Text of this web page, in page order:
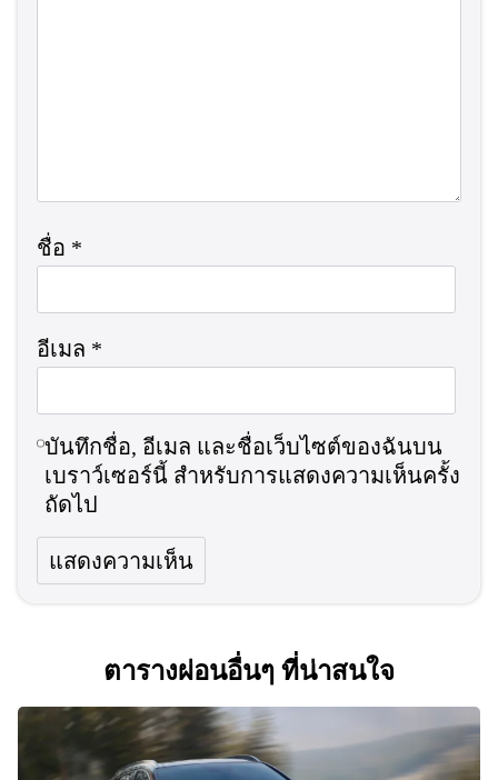
ชื่อ *
อีเมล *
บันทึกชื่อ, อีเมล และชื่อเว็บไซต์ของฉันบน
เบราว์เซอร์นี้ สำหรับการแสดงความเห็นครั้ง
ถัดไป
ตารางผ่อนอื่นๆ ที่น่าสนใจ